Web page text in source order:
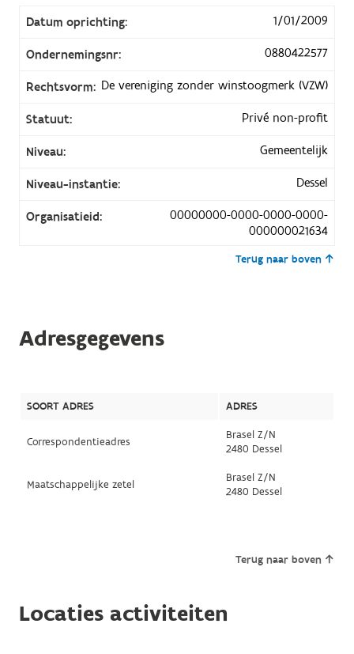
Datum oprichting: 1/01/2009
Ondernemingsnr: 0880422577
Rechtsvorm: De vereniging zonder winstoogmerk (VZW)
Statuut: Privé non-profit
Niveau: Gemeentelijk
Niveau-instantie: Dessel
Organisatieid:
00000000-0000-0000-0000-
000000021634
Terug naar boven
Adresgegevens
SOORT ADRES ADRES
Correspondentieadres
Brasel Z/N
2480 Dessel
Maatschappelijke zetel
Brasel Z/N
2480 Dessel
Terug naar boven
Locaties activiteiten